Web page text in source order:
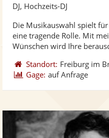
DJ, Hochzeits-DJ
Die Musikauswahl spielt
eine tragende Rolle. Mit
Wünschen wird Ihre
Standort: Freiburg im
Gage: auf Anfrage